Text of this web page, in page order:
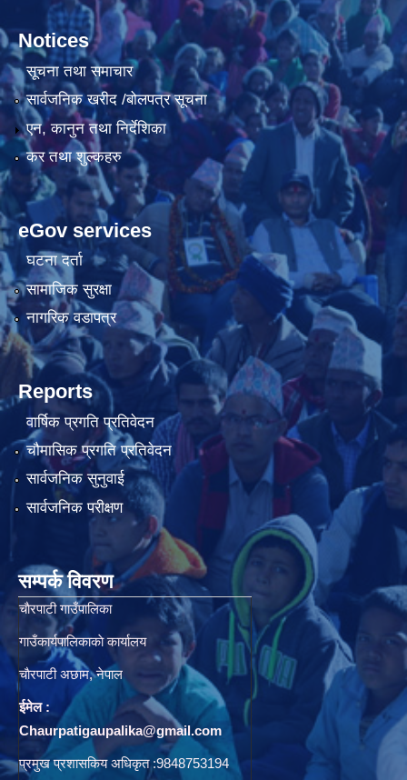
Notices
सूचना तथा समाचार
सार्वजनिक खरीद /बोलपत्र सूचना
एन, कानुन तथा निर्देशिका
कर तथा शुल्कहरु
eGov services
घटना दर्ता
सामाजिक सुरक्षा
नागरिक वडापत्र
Reports
वार्षिक प्रगति प्रतिवेदन
चौमासिक प्रगति प्रतिवेदन
सार्वजनिक सुनुवाई
सार्वजनिक परीक्षण
सम्पर्क विवरण
चाैरपाटी गाउँपालिका
गाउँकार्यपालिकाकाे कार्यालय
चाैरपाटी अछाम, नेपाल
ईमेल :
Chaurpatigaupalika@gmail.com
प्रमुख प्रशासकिय अधिकृत :9848753194